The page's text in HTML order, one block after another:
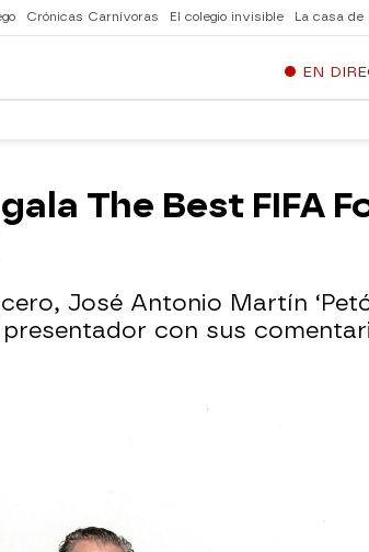
Crónicas Carnívoras El colegio invisible La casa de
EN
The Best FIFA
José Antonio Martín
con sus